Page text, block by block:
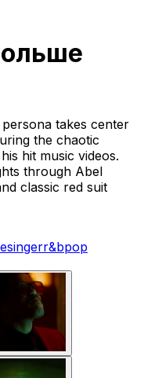
takes center
the chaotic
hit music videos.
through Abel
classic red suit
singerr&bpop